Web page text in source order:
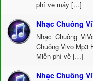
phí về máy […]
Nhạc Chuông
Nhạc Chuông
Chuông Vivo Mp3
Miễn phí về […]
Nhạc Chuông